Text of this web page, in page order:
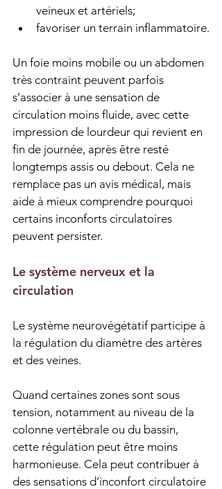
veineux et artériels;
favoriser un terrain inflammatoire.
Un foie moins mobile ou un abdomen
très contraint peuvent parfois
s’associer à une sensation de
circulation moins fluide, avec cette
impression de lourdeur qui revient en
fin de journée, après être resté
longtemps assis ou debout. Cela ne
remplace pas un avis médical, mais
aide à mieux comprendre pourquoi
certains inconforts circulatoires
peuvent persister.
Le système nerveux et la
circulation
Le système neurovégétatif participe à
la régulation du diamètre des artères
et des veines.
Quand certaines zones sont sous
tension, notamment au niveau de la
colonne vertébrale ou du bassin,
cette régulation peut être moins
harmonieuse. Cela peut contribuer à
des sensations d’inconfort circulatoire